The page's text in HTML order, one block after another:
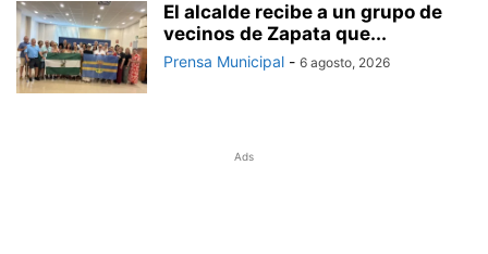
El alcalde recibe a un grupo de
vecinos de Zapata que...
Prensa Municipal - 6 agosto, 2026
Ads